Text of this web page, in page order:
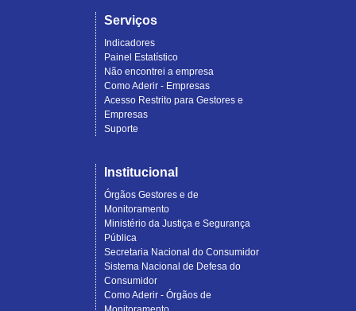
Serviços
Indicadores
Painel Estatístico
Não encontrei a empresa
Como Aderir - Empresas
Acesso Restrito para Gestores e
Empresas
Suporte
Institucional
Órgãos Gestores e de
Monitoramento
Ministério da Justiça e Segurança
Pública
Secretaria Nacional do Consumidor
Sistema Nacional de Defesa do
Consumidor
Como Aderir - Órgãos de